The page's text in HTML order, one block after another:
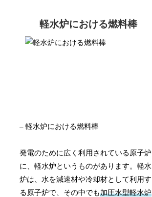
軽水炉における燃料棒
– 軽水炉における燃料棒
発電のために広く利用されている原子炉
に、軽水炉というものがあります。軽水
炉は、水を減速材や冷却材として利用す
る原子炉で、その中でも加圧水型軽水炉